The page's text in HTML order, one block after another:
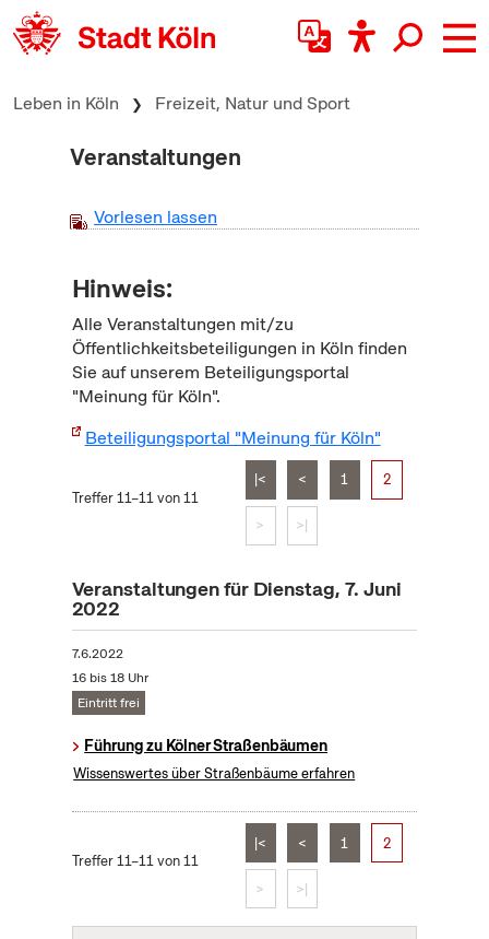
zum Inhalt springen
Leben in Köln Freizeit, Natur und Sport
Veranstaltungen
Vorlesen lassen
Hinweis:
Alle Veranstaltungen mit/zu
Öffentlichkeitsbeteiligungen in Köln finden
Sie auf unserem Beteiligungsportal
"Meinung für Köln".
Beteiligungsportal "Meinung für Köln"
Treffer 11–11 von 11
|< < 1 2
> >|
Veranstaltungen für Dienstag, 7. Juni
2022
7.6.2022
16 bis 18 Uhr
Eintritt frei
Führung zu Kölner Straßenbäumen
Wissenswertes über Straßenbäume erfahren
Treffer 11–11 von 11
|< < 1 2
> >|